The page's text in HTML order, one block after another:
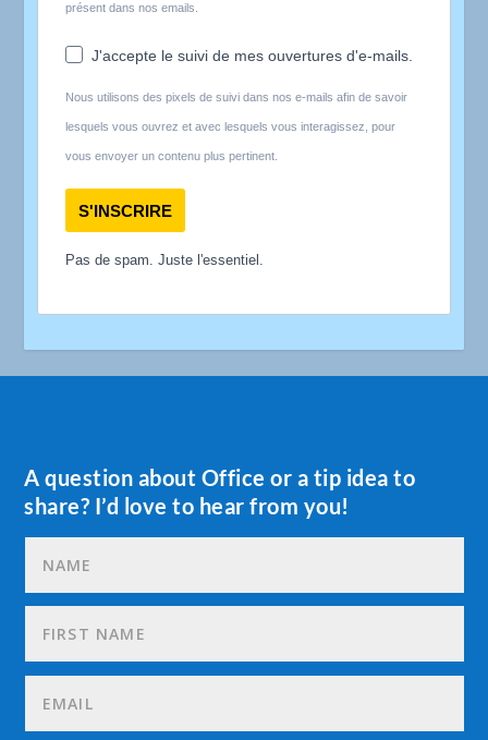
présent dans nos emails.
J'accepte le suivi de mes ouvertures d'e-mails.
Nous utilisons des pixels de suivi dans nos e-mails afin de savoir
lesquels vous ouvrez et avec lesquels vous interagissez, pour
vous envoyer un contenu plus pertinent.
S'INSCRIRE
Pas de spam. Juste l'essentiel.
A question about Office or a tip idea to
share? I’d love to hear from you!